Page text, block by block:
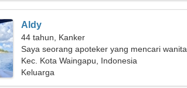
Aldy
44 tahun, Kanker
Saya seorang apoteker yang mencari wanita
yang penyayang
Kec. Kota Waingapu, Indonesia
Keluarga